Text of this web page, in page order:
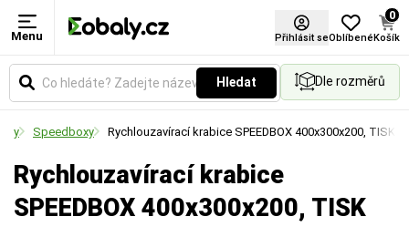
Menu Přihlásit seOblíbené
0
Košík
Hledat Dle rozměrů
Speedboxy Rychlouzavírací krabice SPEEDBOX 400x300x200, TISK
Rychlouzavírací krabice
SPEEDBOX 400x300x200, TISK